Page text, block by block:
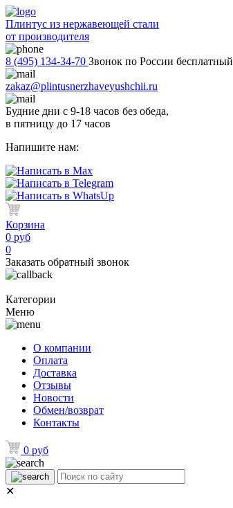
Плинтус из нержавеющей стали
от производителя
8 (495) 134-34-70 Звонок по России бесплатный
zakaz@plintusnerzhaveyushchii.ru
Будние дни с 9-18 часов без обеда,
в пятницу до 17 часов
Напишите нам:
Корзина
0 руб
0
Заказать обратный звонок
Категории
Меню
О компании
Оплата
Доставка
Отзывы
Новости
Обмен/возврат
Контакты
0 руб
✕